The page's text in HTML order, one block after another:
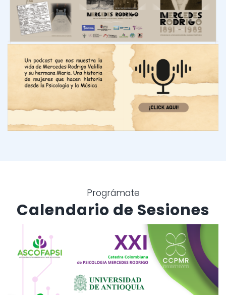
Prográmate
Calendario de Sesiones